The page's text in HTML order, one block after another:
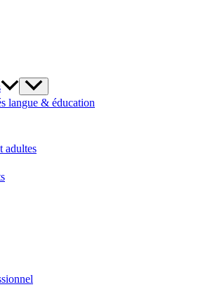
langue & éducation
adultes